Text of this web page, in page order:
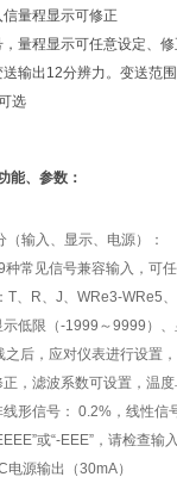
信量程显示可修正
，量程显示可任意设定、
送输出12分辨力。变送范
选
能、参数：
（输入、显示、电源）：
种常见信号兼容输入，可
T、R、J、WRe3-WRe5
示低限（-1999～9999）
之后，应对仪表进行设置
正，滤波系数可设置，温
线形信号： 0.2%，线性信
或“-EEE”，请检查
电源输出（30mA）